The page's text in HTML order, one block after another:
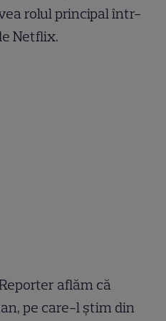
rolul principal într-
Netflix.
aflăm că
pe care-l știm din